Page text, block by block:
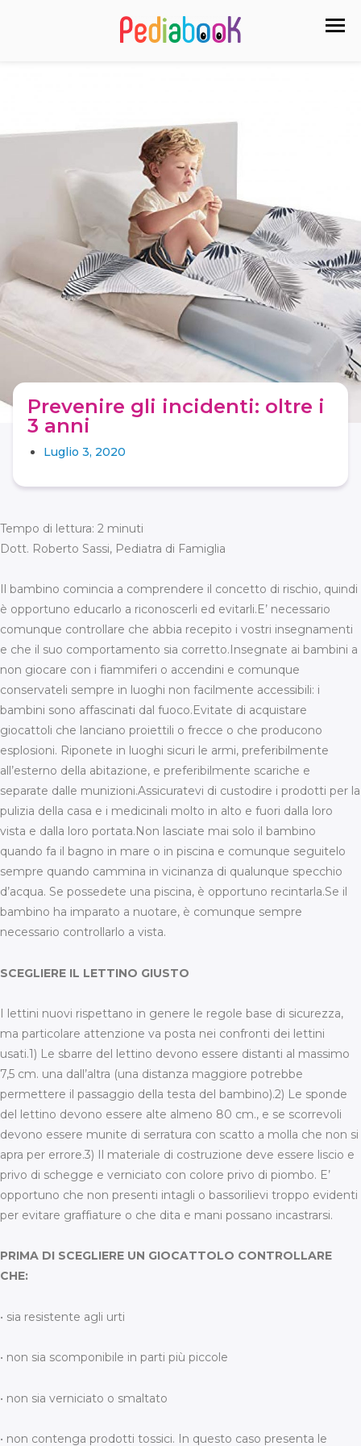
Prevenire gli incidenti: oltre i
3 anni
Luglio 3, 2020
Tempo di lettura: 2 minuti
Dott. Roberto Sassi, Pediatra di Famiglia
Il bambino comincia a comprendere il concetto di rischio, quindi
è opportuno educarlo a riconoscerli ed evitarli.E’ necessario
comunque controllare che abbia recepito i vostri insegnamenti
e che il suo comportamento sia corretto.Insegnate ai bambini a
non giocare con i fiammiferi o accendini e comunque
conservateli sempre in luoghi non facilmente accessibili: i
bambini sono affascinati dal fuoco.Evitate di acquistare
giocattoli che lanciano proiettili o frecce o che producono
esplosioni. Riponete in luoghi sicuri le armi, preferibilmente
all’esterno della abitazione, e preferibilmente scariche e
separate dalle munizioni.Assicuratevi di custodire i prodotti per la
pulizia della casa e i medicinali molto in alto e fuori dalla loro
vista e dalla loro portata.Non lasciate mai solo il bambino
quando fa il bagno in mare o in piscina e comunque seguitelo
sempre quando cammina in vicinanza di qualunque specchio
d’acqua. Se possedete una piscina, è opportuno recintarla.Se il
bambino ha imparato a nuotare, è comunque sempre
necessario controllarlo a vista.
SCEGLIERE IL LETTINO GIUSTO
I lettini nuovi rispettano in genere le regole base di sicurezza,
ma particolare attenzione va posta nei confronti dei lettini
usati.1) Le sbarre del lettino devono essere distanti al massimo
7,5 cm. una dall’altra (una distanza maggiore potrebbe
permettere il passaggio della testa del bambino).2) Le sponde
del lettino devono essere alte almeno 80 cm., e se scorrevoli
devono essere munite di serratura con scatto a molla che non si
apra per errore.3) Il materiale di costruzione deve essere liscio e
privo di schegge e verniciato con colore privo di piombo. E’
opportuno che non presenti intagli o bassorilievi troppo evidenti
per evitare graffiature o che dita e mani possano incastrarsi.
PRIMA DI SCEGLIERE UN GIOCATTOLO CONTROLLARE
CHE:
• sia resistente agli urti
• non sia scomponibile in parti più piccole
• non sia verniciato o smaltato
• non contenga prodotti tossici. In questo caso presenta le